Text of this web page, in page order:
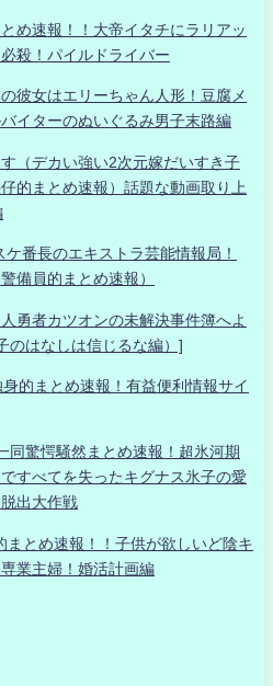
め速報！！大帝イタチにラリアッ
殺！パイルドライバー
彼女はエリーちゃん人形！豆腐メ
イターのぬいぐるみ男子末路編
（デカい強い2次元嫁だいすき子
的まとめ速報）話題な動画取り上
番長のエキストラ芸能情報局！
備員的まとめ速報）
勇者カツオンの未解決事件簿へよ
のはなしは信じるな編）]
まとめ速報！有益便利情報サイ
同驚愕騒然まとめ速報！超氷河期
すべてを失ったキグナス氷子の愛
出大作戦
まとめ速報！！子供が欲しいど陰キ
業主婦！婚活計画編